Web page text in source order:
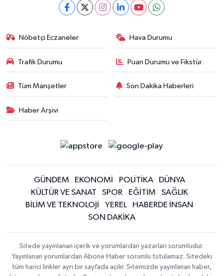
Nöbetçi Eczaneler Hava Durumu
Trafik Durumu Puan Durumu ve Fikstür
Tüm Manşetler Son Dakika Haberleri
Haber Arşivi
GÜNDEM EKONOMİ POLİTİKA
DÜNYA
KÜLTÜR VE SANAT
SPOR EĞİTİM
SAĞLIK
BİLİM VE TEKNOLOJİ
YEREL
HABERDE İNSAN
SON DAKİKA
Sitede yayınlanan içerik ve yorumlardan yazarları sorumludur.
Yayınlanan yorumlardan Abone Haber sorumlu tutulamaz. Sitedeki
tüm harici linkler ayrı bir sayfada açılır. Sitemizde yayınlanan haber,